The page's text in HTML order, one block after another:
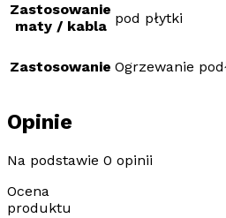
Zastosowanie
maty / kabla pod płytki
Zastosowanie Ogrzewanie
Opinie
Na podstawie 0 opinii
Ocena
produktu